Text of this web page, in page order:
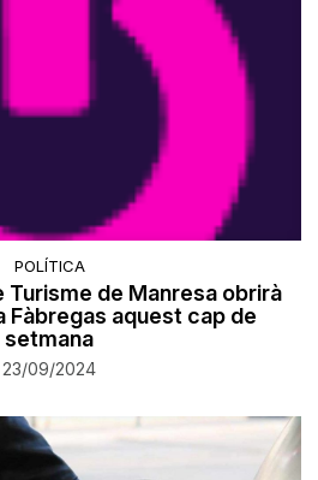
POLÍTICA
Turisme de Manresa obrirà
Fàbregas aquest cap de
setmana
23/09/2024